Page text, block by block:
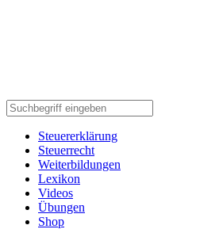
Steuererklärung
Steuerrecht
Weiterbildungen
Lexikon
Videos
Übungen
Shop